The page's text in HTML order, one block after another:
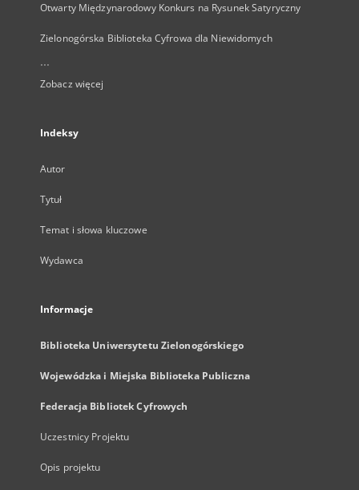
Otwarty Międzynarodowy Konkurs na Rysunek Satyryczny
Zielonogórska Biblioteka Cyfrowa dla Niewidomych
...
Zobacz więcej
Indeksy
Autor
Tytuł
Temat i słowa kluczowe
Wydawca
Informacje
Biblioteka Uniwersytetu Zielonogórskiego
Wojewódzka i Miejska Biblioteka Publiczna
Federacja Bibliotek Cyfrowych
Uczestnicy Projektu
Opis projektu